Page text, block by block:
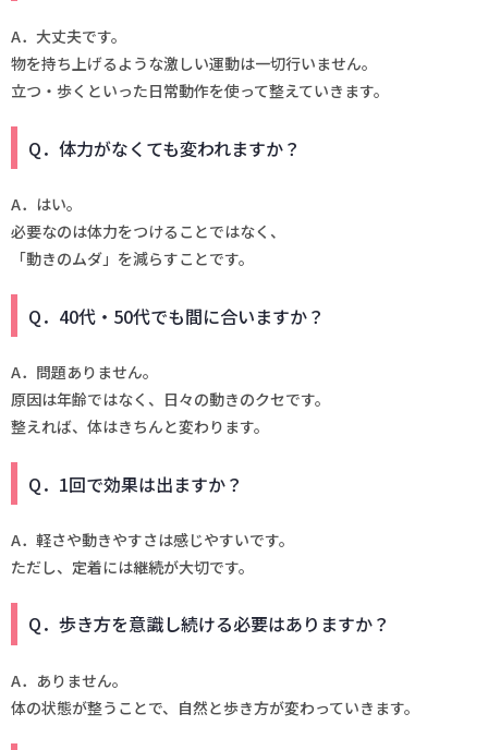
A．大丈夫です。
物を持ち上げるような激しい運動は一切行いません。
立つ・歩くといった日常動作を使って整えていきます。
Q．体力がなくても変われますか？
A．はい。
必要なのは体力をつけることではなく、
「動きのムダ」を減らすことです。
Q．40代・50代でも間に合いますか？
A．問題ありません。
原因は年齢ではなく、日々の動きのクセです。
整えれば、体はきちんと変わります。
Q．1回で効果は出ますか？
A．軽さや動きやすさは感じやすいです。
ただし、定着には継続が大切です。
Q．歩き方を意識し続ける必要はありますか？
A．ありません。
体の状態が整うことで、自然と歩き方が変わっていきます。